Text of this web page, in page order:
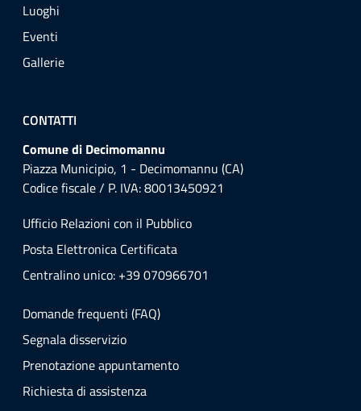
Luoghi
Eventi
Gallerie
CONTATTI
Comune di Decimomannu
Piazza Municipio, 1 - Decimomannu (CA)
Codice fiscale / P. IVA: 80013450921
Ufficio Relazioni con il Pubblico
Posta Elettronica Certificata
Centralino unico: +39 070966701
Domande frequenti (FAQ)
Segnala disservizio
Prenotazione appuntamento
Richiesta di assistenza